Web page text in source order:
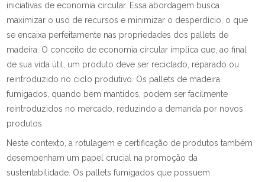
iniciativas de economia circular. Essa abordagem busca
maximizar o uso de recursos e minimizar o desperdício, o que
se encaixa perfeitamente nas propriedades dos pallets de
madeira. O conceito de economia circular implica que, ao final
de sua vida útil, um produto deve ser reciclado, reparado ou
reintroduzido no ciclo produtivo. Os pallets de madeira
fumigados, quando bem mantidos, podem ser facilmente
reintroduzidos no mercado, reduzindo a demanda por novos
produtos.
Neste contexto, a rotulagem e certificação de produtos também
desempenham um papel crucial na promoção da
sustentabilidade. Os pallets fumigados que possuem